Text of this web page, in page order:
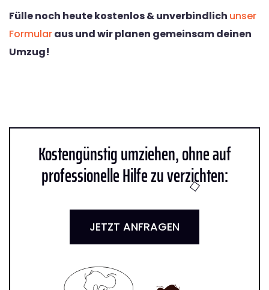
Fülle noch heute kostenlos & unverbindlich unser
Formularaus und wir planen gemeinsam deinen
Umzug!
Kostengünstig umziehen, ohne auf
professionelle Hilfe zu verzichten:
JETZT ANFRAGEN